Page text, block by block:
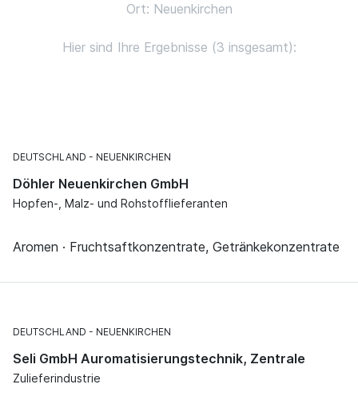
Ort: Neuenkirchen
Hier sind Ihre Ergebnisse (3 insgesamt):
DEUTSCHLAND NEUENKIRCHEN
Döhler Neuenkirchen GmbH
Hopfen-, Malz- und Rohstofflieferanten
Aromen · Fruchtsaftkonzentrate, Getränkekonzentrate
DEUTSCHLAND NEUENKIRCHEN
Seli GmbH Auromatisierungstechnik, Zentrale
Zulieferindustrie